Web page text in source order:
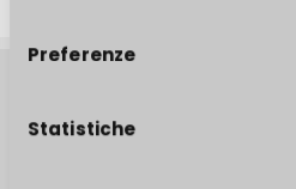
Preferenze
Statistiche
About POK